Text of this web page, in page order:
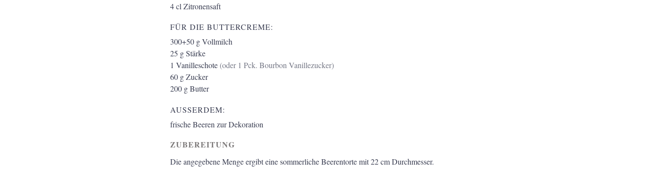
4cl Zitronensaft
FÜR DIE BUTTERCREME:
300+50 gVollmilch
25 gStärke
1 Vanilleschote (oder 1 Pck. Bourbon Vanillezucker)
60 gZucker
200 gButter
AUSSERDEM:
frische Beeren zur Dekoration
ZUBEREITUNG
Die angegebene Menge ergibt eine sommerliche Beerentorte mit 22 cm Durchmesser.